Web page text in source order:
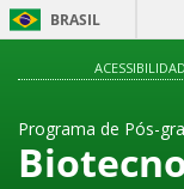
BRASIL
Programa de Pós-